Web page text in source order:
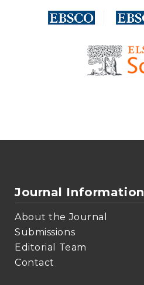
Journal Information
About the Journal
Submissions
Editorial Team
Contact